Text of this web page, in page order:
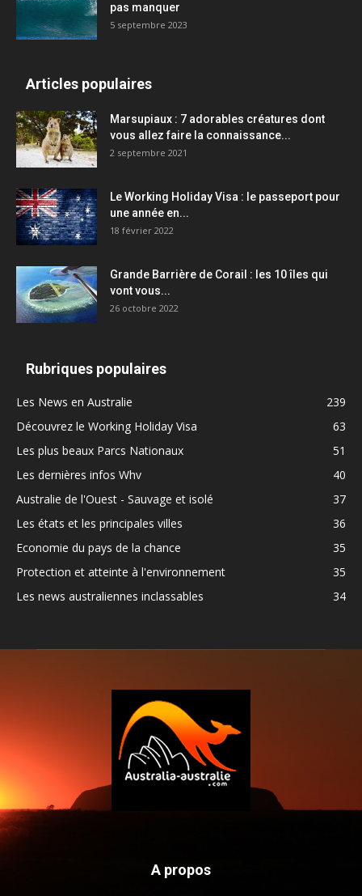
pas manquer
5 septembre 2023
Articles populaires
Marsupiaux : 7 adorables créatures dont
vous allez faire la connaissance...
2 septembre 2021
Le Working Holiday Visa : le passeport pour
une année en...
18 février 2022
Grande Barrière de Corail : les 10 îles qui
vont vous...
26 octobre 2022
Rubriques populaires
Les News en Australie
239
Découvrez le Working Holiday Visa
63
Les plus beaux Parcs Nationaux
51
Les dernières infos Whv
40
Australie de l'Ouest - Sauvage et isolé
37
Les états et les principales villes
36
Economie du pays de la chance
35
Protection et atteinte à l'environnement
35
Les news australiennes inclassables
34
A propos